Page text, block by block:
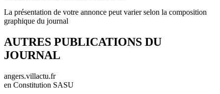
La présentation de votre annonce peut varier selon la composition
graphique du journal
AUTRES PUBLICATIONS DU
JOURNAL
angers.villactu.fr
en Constitution SASU